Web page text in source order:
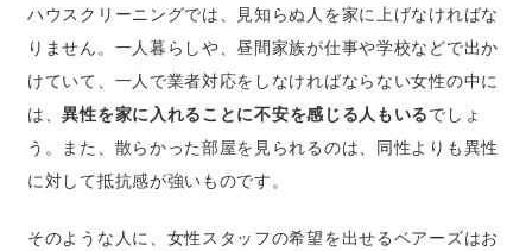
ハウスクリーニングでは、見知らぬ人を家に上げなければな
りません。一人暮らしや、昼間家族が仕事や学校などで出か
けていて、一人で業者対応をしなければならない女性の中に
は、異性を家に入れることに不安を感じる人もいるでしょ
う。また、散らかった部屋を見られるのは、同性よりも異性
に対して抵抗感が強いものです。
そのような人に、女性スタッフの希望を出せるベアーズはお